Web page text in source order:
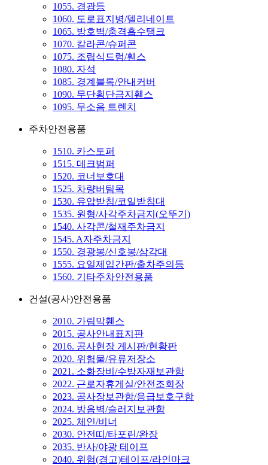
1055. 경광등
1060. 도로표지병/델리네이트
1065. 방호벽/충격흡수탱크
1070. 칼라콘/슈퍼콘
1075. 조립식드럼/휀스
1080. 자석
1085. 경계블록/안내커버
1090. 무단횡단금지휀스
1095. 무소음 트렌치
주차안전용품
1510. 카스토퍼
1515. 데크범퍼
1520. 코너보호대
1525. 차량버팀목
1530. 유압받침/코일받침대
1535. 원형/사각주차금지(오뚜기)
1540. 사각콘/철재주차금지
1545. A자주차금지
1550. 경광봉/신호봉/삼각대
1555. 요일제입간판/출차주의등
1560. 기타주차안전용품
건설(공사)안전용품
2010. 가림막휀스
2015. 공사안내표지판
2016. 공사현장 게시판/현황판
2020. 위험물/유류저장소
2021. 소화장비/수방자재보관함
2022. 근로자휴게실/안전조회장
2023. 공사장보관함/응급보호구함
2024. 방음벽/슬러지보관함
2025. 체인/비너
2030. 안전띠/타포린/완장
2035. 반사/야광 테이프
2040. 위험(경고)테이프/라인마크